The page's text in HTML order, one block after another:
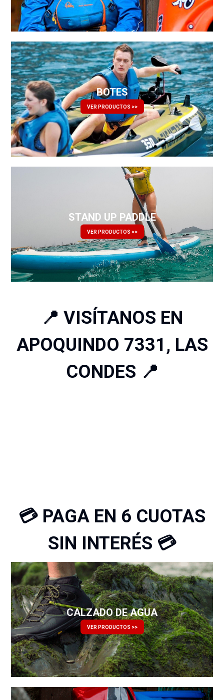
BOTES
VER PRODUCTOS >>
STAND UP PADDLE
VER PRODUCTOS >>
📍 VISÍTANOS EN
APOQUINDO 7331, LAS
CONDES 📍
💳 PAGA EN 6 CUOTAS
SIN INTERÉS 💳
CALZADO DE AGUA
VER PRODUCTOS >>